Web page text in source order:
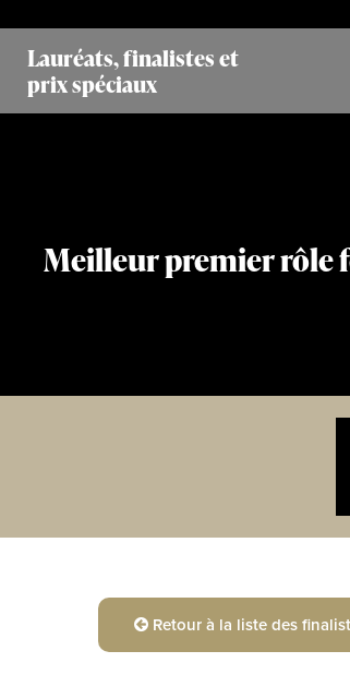
contenu
principal
Lauréats, finalistes et
prix spéciaux
Meilleur premier rôle
Retour à la liste des